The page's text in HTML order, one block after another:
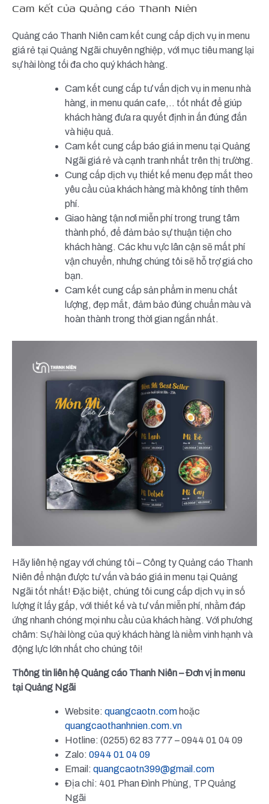
Cam kết của Quảng cáo Thanh Niên
Quảng cáo Thanh Niên cam kết cung cấp dịch vụ in menu
giá rẻ tại Quảng Ngãi chuyên nghiệp, với mục tiêu mang lại
sự hài lòng tối đa cho quý khách hàng.
Cam kết cung cấp tư vấn dịch vụ in menu nhà
hàng, in menu quán cafe,.. tốt nhất để giúp
khách hàng đưa ra quyết định in ấn đúng đắn
và hiệu quả.
Cam kết cung cấp báo giá in menu tại Quảng
Ngãi giá rẻ và cạnh tranh nhất trên thị trường.
Cung cấp dịch vụ thiết kế menu đẹp mắt theo
yêu cầu của khách hàng mà không tính thêm
phí.
Giao hàng tận nơi miễn phí trong trung tâm
thành phố, để đảm bảo sự thuận tiện cho
khách hàng. Các khu vực lân cận sẽ mất phí
vận chuyển, nhưng chúng tôi sẽ hỗ trợ giá cho
bạn.
Cam kết cung cấp sản phẩm in menu chất
lượng, đẹp mắt, đảm bảo đúng chuẩn màu và
hoàn thành trong thời gian ngắn nhất.
Hãy liên hệ ngay với chúng tôi – Công ty Quảng cáo Thanh
Niên để nhận được tư vấn và báo giá in menu tại Quảng
Ngãi tốt nhất! Đặc biệt, chúng tôi cung cấp dịch vụ in số
lượng ít lấy gấp, với thiết kế và tư vấn miễn phí, nhằm đáp
ứng nhanh chóng mọi nhu cầu của khách hàng. Với phương
châm: Sự hài lòng của quý khách hàng là niềm vinh hạnh và
động lực lớn nhất cho chúng tôi!
Thông tin liên hệ Quảng cáo Thanh Niên – Đơn vị in menu
tại Quảng Ngãi
Website: quangcaotn.com hoặc
quangcaothanhnien.com.vn
Hotline: (0255) 62 83 777 – 0944 01 04 09
Zalo: 0944 01 04 09
Email: quangcaotn399@gmail.com
Địa chỉ: 401 Phan Đình Phùng, TP Quảng
Ngãi